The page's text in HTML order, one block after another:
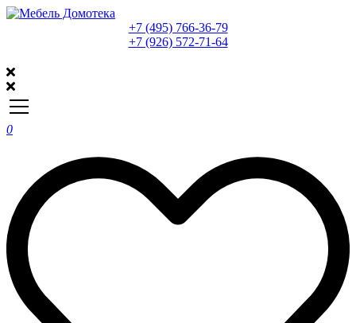
+7 (495) 766-36-79
+7 (926) 572-71-64
0